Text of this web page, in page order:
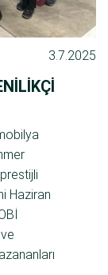
3.7.2025
Haziran